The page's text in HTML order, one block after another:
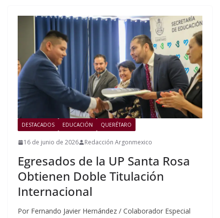
DESTACADOS EDUCACIÓN QUERÉTARO
16 de junio de 2026 Redacción Argonmexico
Egresados de la UP Santa Rosa
Obtienen Doble Titulación
Internacional
Por Fernando Javier Hernández / Colaborador Especial